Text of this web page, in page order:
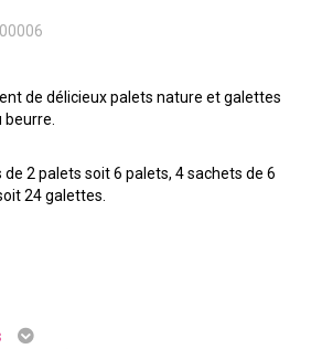
de délicieux palets nature et galettes
de 2 palets soit 6 palets, 4 sachets de 6
24 galettes.